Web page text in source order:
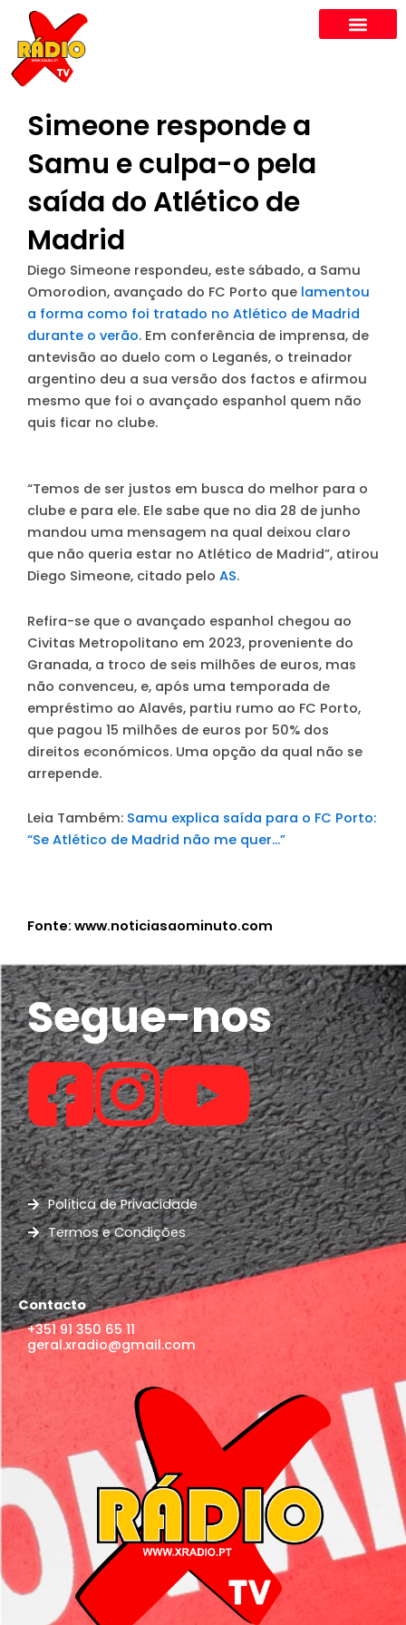
content
Simeone responde a
Samu e culpa-o pela
saída do Atlético de
Madrid
Diego Simeone respondeu, este sábado, a Samu
Omorodion, avançado do FC Porto que lamentou
a forma como foi tratado no Atlético de Madrid
durante o verão. Em conferência de imprensa, de
antevisão ao duelo com o Leganés, o treinador
argentino deu a sua versão dos factos e afirmou
mesmo que foi o avançado espanhol quem não
quis ficar no clube.
“Temos de ser justos em busca do melhor para o
clube e para ele. Ele sabe que no dia 28 de junho
mandou uma mensagem na qual deixou claro
que não queria estar no Atlético de Madrid”, atirou
Diego Simeone, citado pelo AS.
Refira-se que o avançado espanhol chegou ao
Civitas Metropolitano em 2023, proveniente do
Granada, a troco de seis milhões de euros, mas
não convenceu, e, após uma temporada de
empréstimo ao Alavés, partiu rumo ao FC Porto,
que pagou 15 milhões de euros por 50% dos
direitos económicos. Uma opção da qual não se
arrepende.
Leia Também: Samu explica saída para o FC Porto:
“Se Atlético de Madrid não me quer…”
Fonte: www.noticiasaominuto.com
Segue-nos
Política de Privacidade
Termos e Condições
Contacto
+351 91 350 65 11
geral.xradio@gmail.com